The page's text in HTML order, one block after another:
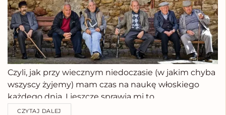
Czyli, jak przy wiecznym niedoczasie (w jakim chyba
wszyscy żyjemy) mam czas na naukę włoskiego
każdego dnia. I jeszcze sprawia mi to
frajdę.Aktualizacja wpisu: kwiecień 2020.Zaczynać
CZYTAJ DALEJ